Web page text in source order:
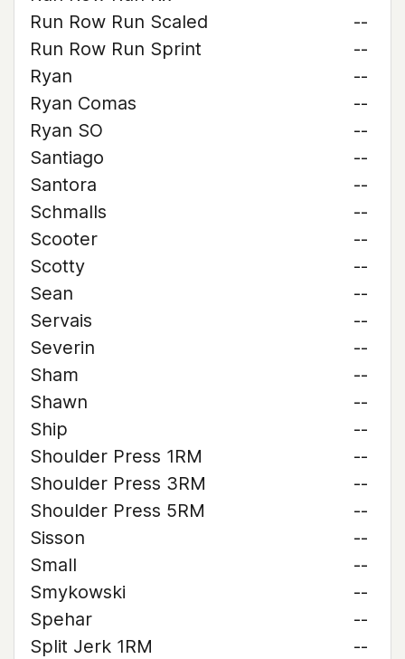
Run Row Run Scaled
--
Run Row Run Sprint
--
Ryan
--
Ryan Comas
--
Ryan SO
--
Santiago
--
Santora
--
Schmalls
--
Scooter
--
Scotty
--
Sean
--
Servais
--
Severin
--
Sham
--
Shawn
--
Ship
--
Shoulder Press 1RM
--
Shoulder Press 3RM
--
Shoulder Press 5RM
--
Sisson
--
Small
--
Smykowski
--
Spehar
--
Split Jerk 1RM
--